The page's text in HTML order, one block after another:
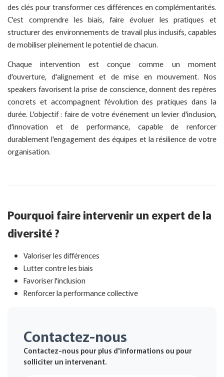
des clés pour transformer ces différences en complémentarités.
C'est comprendre les biais, faire évoluer les pratiques et
structurer des environnements de travail plus inclusifs, capables
de mobiliser pleinement le potentiel de chacun.
Chaque intervention est conçue comme un moment
d'ouverture, d'alignement et de mise en mouvement. Nos
speakers favorisent la prise de conscience, donnent des repères
concrets et accompagnent l'évolution des pratiques dans la
durée. L'objectif : faire de votre événement un levier d'inclusion,
d'innovation et de performance, capable de renforcer
durablement l'engagement des équipes et la résilience de votre
organisation.
Pourquoi faire intervenir un expert de la
diversité ?
Valoriser les différences
Lutter contre les biais
Favoriser l'inclusion
Renforcer la performance collective
Contactez-nous
Contactez-nous pour plus d'informations ou pour
solliciter un intervenant.